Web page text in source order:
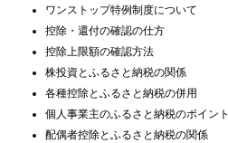
ワンストップ特例制度について
控除・還付の確認の仕方
控除上限額の確認方法
株投資とふるさと納税の関係
各種控除とふるさと納税の併用
個人事業主のふるさと納税のポイント
配偶者控除とふるさと納税の関係